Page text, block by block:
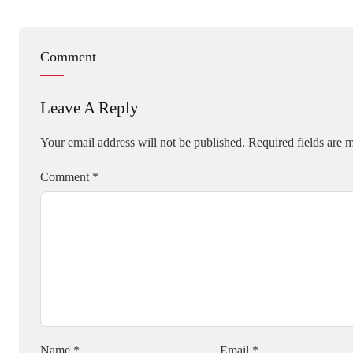
Comment
Leave A Reply
Your email address will not be published. Required fields are
Comment *
Name * Email *